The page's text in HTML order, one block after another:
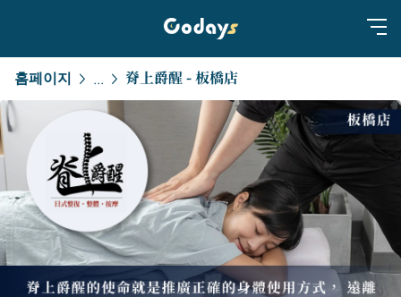
홈페이지 ... 脊上爵醒 - 板橋店